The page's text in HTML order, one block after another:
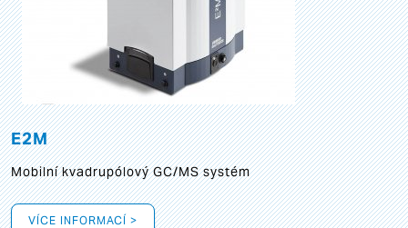
E2M
Mobilní kvadrupólový GC/MS systém
VÍCE INFORMACÍ >